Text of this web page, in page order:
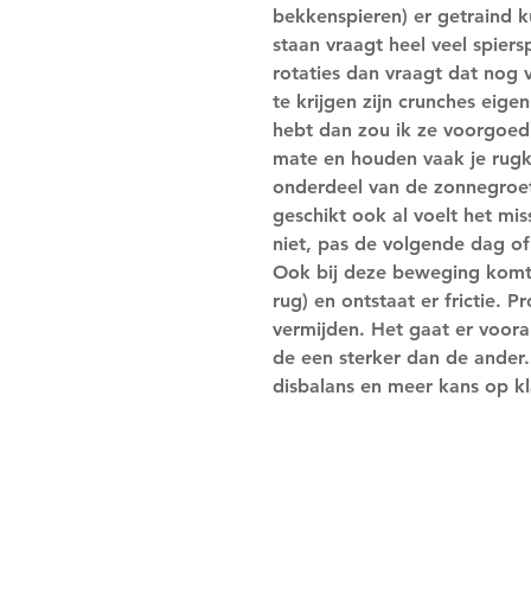
bekkenspieren) er getraind
staan vraagt heel veel
rotaties dan vraagt dat nog
te krijgen zijn crunches
hebt dan zou ik ze
mate en houden vaak je
onderdeel van de
geschikt ook al voelt het
niet, pas de volgende dag
Ook bij deze beweging
rug) en ontstaat er frictie.
vermijden. Het gaat er
de een sterker dan de
disbalans en meer kans op